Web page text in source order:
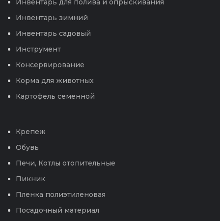
Инвентарь для полива и опрыскивания
Инвентарь зимний
Инвентарь садовый
Инструмент
Консервирование
Корма для животных
Картофель семенной
Крепеж
Обувь
Печи, Котлы отопительные
Пикник
Пленка полиэтиленовая
Посадочный материал